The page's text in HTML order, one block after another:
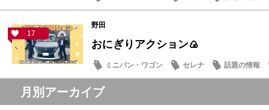
17
野田
おにぎりアクション🍙
ミニバン・ワゴン セレナ 話題の情報
月別アーカイブ